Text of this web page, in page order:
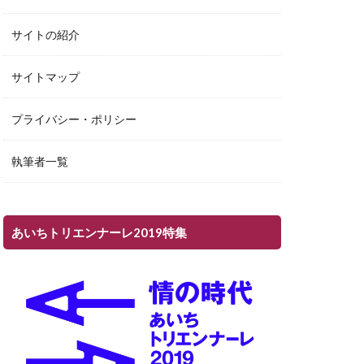
サイトの紹介
サイトマップ
プライバシー・ポリシー
執筆者一覧
あいちトリエンナーレ2019特集